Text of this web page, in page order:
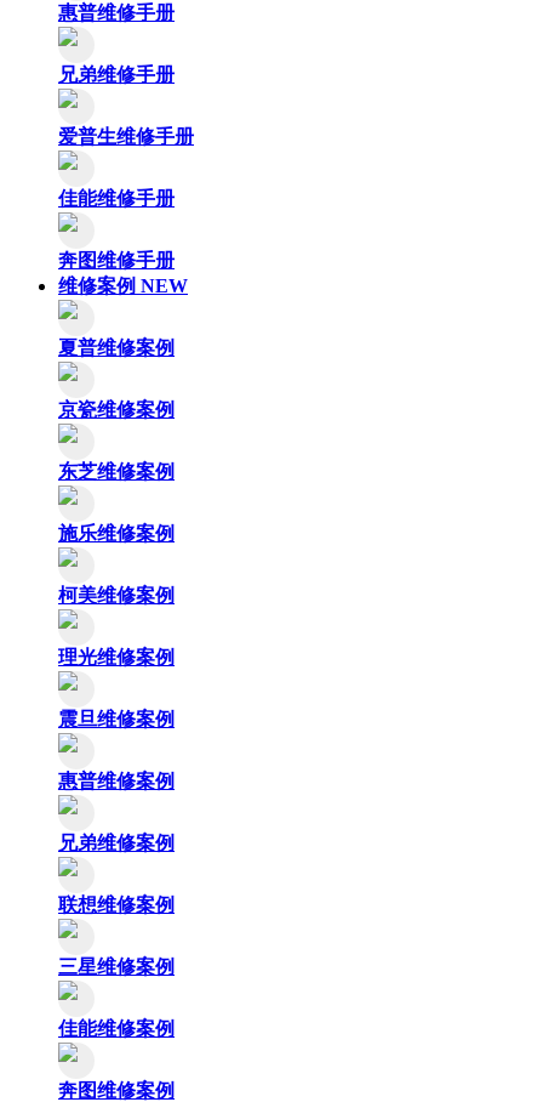
惠普维修手册
兄弟维修手册
爱普生维修手册
佳能维修手册
奔图维修手册
维修案例 NEW
夏普维修案例
京瓷维修案例
东芝维修案例
施乐维修案例
柯美维修案例
理光维修案例
震旦维修案例
惠普维修案例
兄弟维修案例
联想维修案例
三星维修案例
佳能维修案例
奔图维修案例